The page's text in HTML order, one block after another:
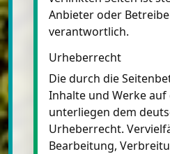
Anbieter oder
verantwortlich.
Urheberrecht
Die durch die
Inhalte und Werke auf
unterliegen dem
Urheberrecht.
Bearbeitung,